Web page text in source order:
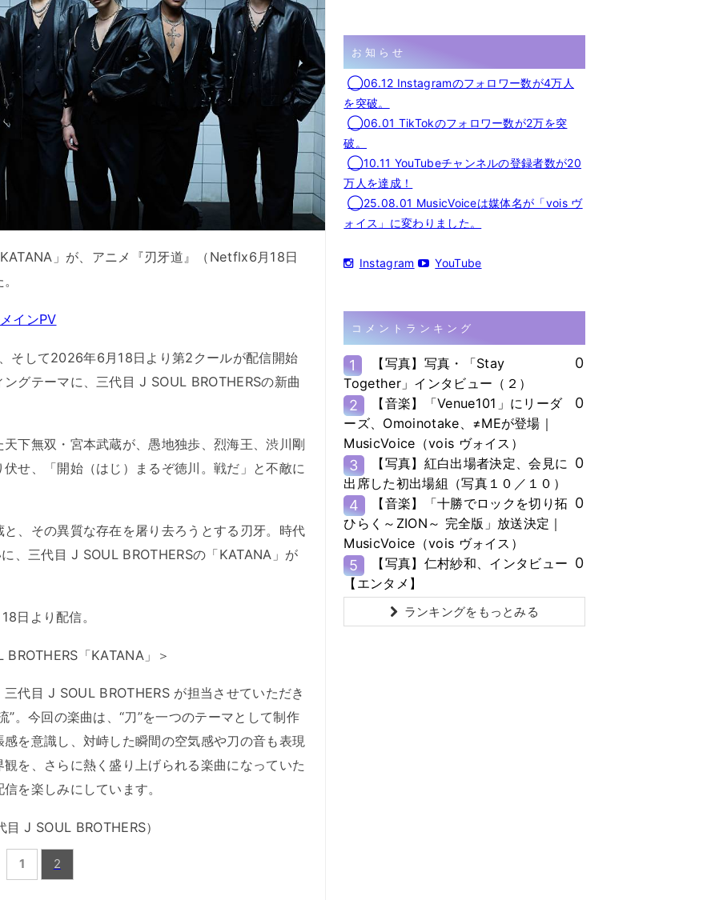
」が、アニメ『刃牙道』（Netflx6月18日
インPV
そして2026年6月18日より第2クールが配信開始
グテーマに、三代目 J SOUL BROTHERSの新曲
下無双・宮本武蔵が、愚地独歩、烈海王、渋川剛
せ、「開始（はじ）まるぞ徳川。戦だ」と不敵に
、その異質な存在を屠り去ろうとする刃牙。時代
、三代目 J SOUL BROTHERSの「KATANA」が
日より配信。
「KATANA」＞
代目 J SOUL BROTHERS が担当させていただき
”。今回の楽曲は、“刀”を一つのテーマとして制作
を意識し、対峙した瞬間の空気感や刀の音も表現
を、さらに熱く盛り上げられる楽曲になっていた
を楽しみにしています。
J SOUL BROTHERS）
1 2
お知らせ
◯06.12 Instagramのフォロワー数が4万人
を突破。
◯06.01 TikTokのフォロワー数が2万を突
破。
◯10.11 YouTubeチャンネルの登録者数が20
万人を達成！
◯25.08.01 MusicVoiceは媒体名が「vois ヴ
ォイス」に変わりました。
Instagram YouTube
コメントランキング
1
【写真】写真・「Stay
Together」インタビュー（２）
0
2
【音楽】「Venue101」にリーダ
ーズ、Omoinotake、≠MEが登場｜
MusicVoice（vois ヴォイス）
0
3
【写真】紅白出場者決定、会見に
出席した初出場組（写真１０／１０）
0
4
【音楽】「十勝でロックを切り拓
ひらく～ZION～ 完全版」放送決定｜
MusicVoice（vois ヴォイス）
0
5
【写真】仁村紗和、インタビュー
【エンタメ】
0
ランキングをもっとみる